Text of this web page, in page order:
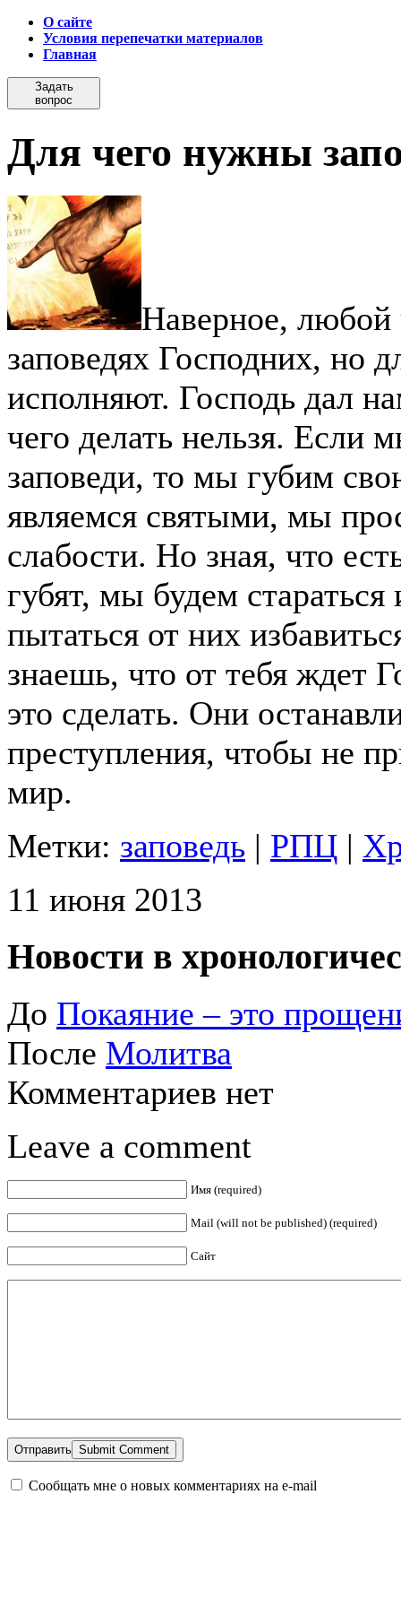
О сайте
Условия перепечатки материалов
Главная
Задать
вопрос
Для чего нужны
Наверное, любой
заповедях Господних, но
исполняют. Господь дал
чего делать нельзя. Если
заповеди, то мы губим
являемся святыми, мы
слабости. Но зная, что
губят, мы будем
пытаться от них
знаешь, что от тебя ждет
это сделать. Они
преступления, чтобы не
мир.
Метки: заповедь | РПЦ |
11 июня 2013
Новости в
До Покаяние – это
После Молитва
Комментариев нет
Leave a comment
Имя (required)
Mail (will not be published) (required)
Сайт
Отправить
Сообщать мне о новых комментариях на e-mail